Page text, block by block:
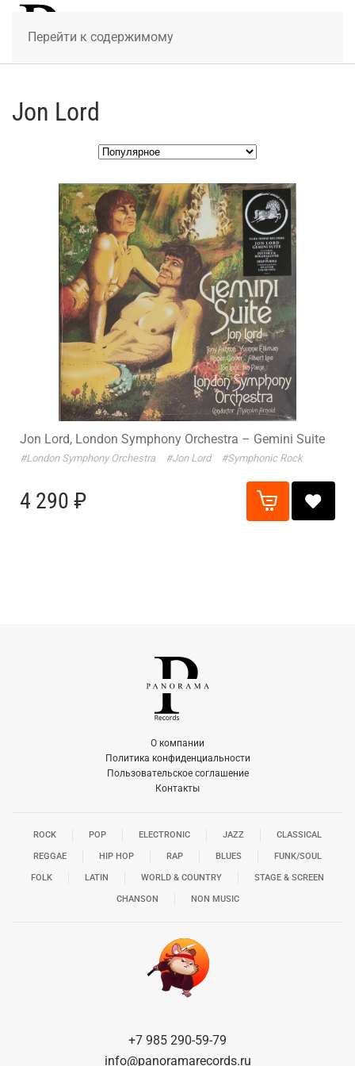
Перейти к содержимому
Jon Lord
Jon Lord, London Symphony Orchestra – Gemini Suite
#London Symphony Orchestra #Jon Lord #Symphonic Rock
4 290 ₽
О компании
Политика конфиденциальности
Пользовательское соглашение
Контакты
ROCK POP ELECTRONIC JAZZ CLASSICAL
REGGAE HIP HOP RAP BLUES FUNK/SOUL
FOLK LATIN WORLD & COUNTRY STAGE & SCREEN
CHANSON NON MUSIC
+7 985 290-59-79
info@panoramarecords.ru